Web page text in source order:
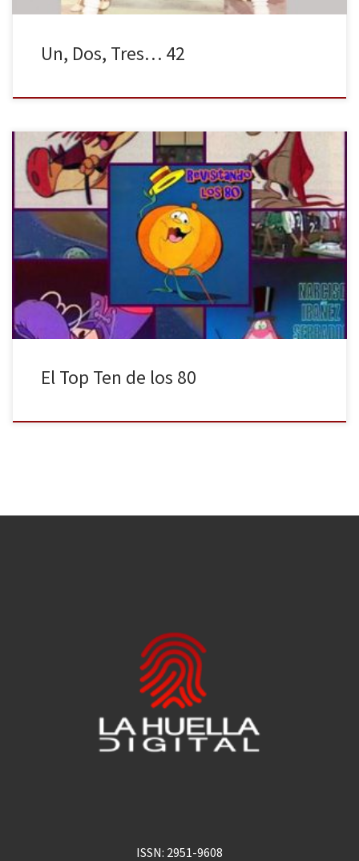
Un, Dos, Tres… 42
Con el estreno de la quinceava temporada de Cuentamé Como
Pasó y su posterior Ochentamé Otra Vez, la década de los 80
vuelve a estar de moda. Por lo tanto es el momento de repasar
los diez mejores programas de esa década según la opinión de
Miguel Herrero, autor del […]
El Top Ten de los 80
ISSN: 2951-9608